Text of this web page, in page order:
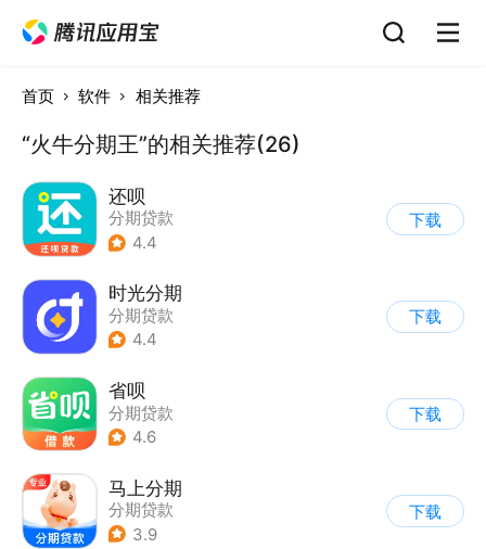
首页 软件 相关推荐
“火牛分期王”的相关推荐(26)
还呗
分期贷款
4.4
下载
时光分期
分期贷款
4.4
下载
省呗
分期贷款
4.6
下载
马上分期
分期贷款
3.9
下载